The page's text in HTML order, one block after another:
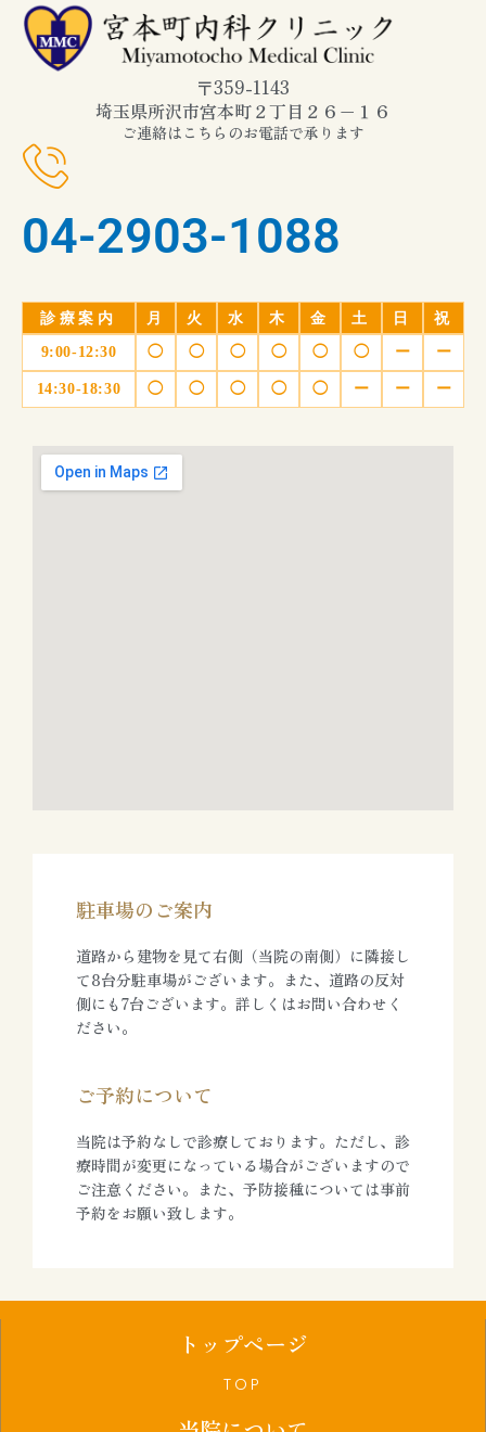
〒359-1143
埼玉県所沢市宮本町２丁目２６−１６
ご連絡はこちらのお電話で承ります
04-2903-1088
診療案内 月 火 水 木 金 土 日 祝
9:00-12:30 ◯ ◯ ◯ ◯ ◯ ◯ ー ー
14:30-18:30 ◯ ◯ ◯ ◯ ◯ ー ー ー
駐車場のご案内
道路から建物を見て右側（当院の南側）に隣接し
て8台分駐車場がございます。また、道路の反対
側にも7台ございます。詳しくはお問い合わせく
ださい。
ご予約について
当院は予約なしで診療しております。ただし、診
療時間が変更になっている場合がございますので
ご注意ください。また、予防接種については事前
予約をお願い致します。
トップページ
TOP